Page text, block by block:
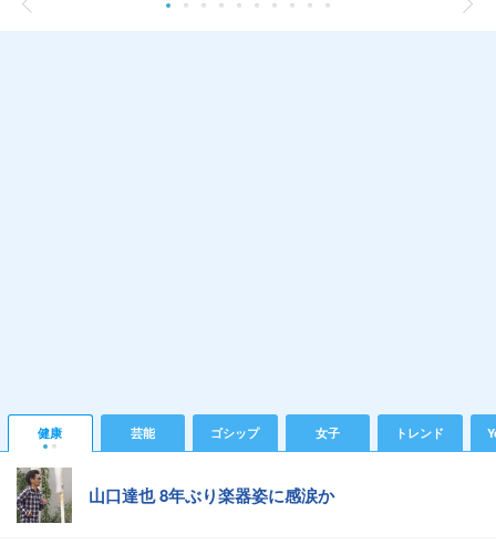
健康 芸能 ゴシップ 女子 トレンド
山口達也 8年ぶり楽器姿に感涙か